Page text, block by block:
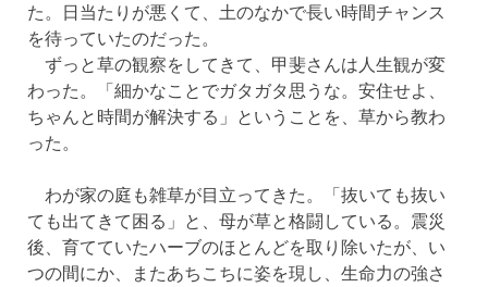
た。日当たりが悪くて、土のなかで長い時間チャンス
を待っていたのだった。
ずっと草の観察をしてきて、甲斐さんは人生観が変
わった。「細かなことでガタガタ思うな。安住せよ、
ちゃんと時間が解決する」ということを、草から教わ
った。
わが家の庭も雑草が目立ってきた。「抜いても抜い
ても出てきて困る」と、母が草と格闘している。震災
後、育てていたハーブのほとんどを取り除いたが、い
つの間にか、またあちこちに姿を現し、生命力の強さ